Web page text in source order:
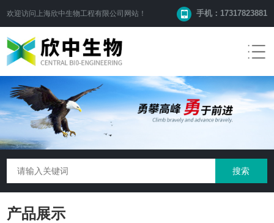
欢迎访问 上海欣中生物工程有限公司 网站！ 手机：17317823881
产品展示